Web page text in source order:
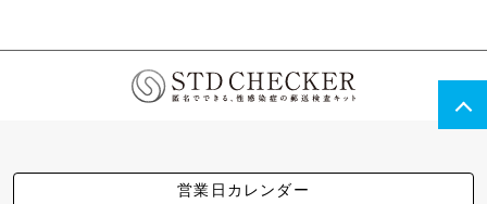
営業日カレンダー